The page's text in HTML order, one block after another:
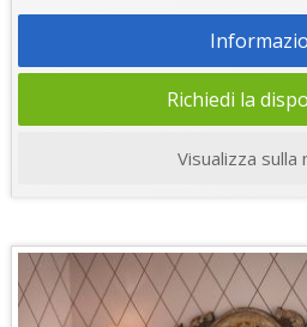
Richiedi la
Visualizza sulla